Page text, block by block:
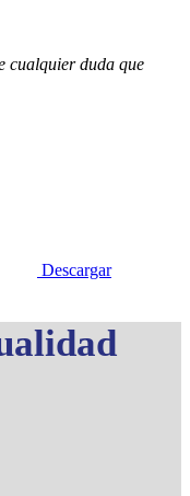
cualquier duda que
Descargar